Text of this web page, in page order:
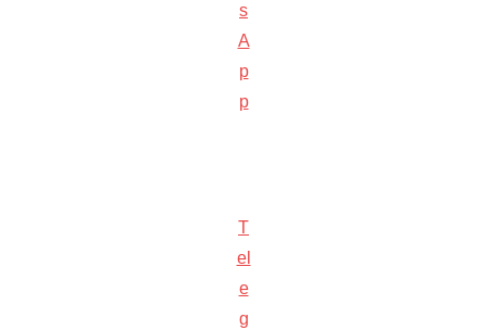
s
A
p
p
T
el
e
g